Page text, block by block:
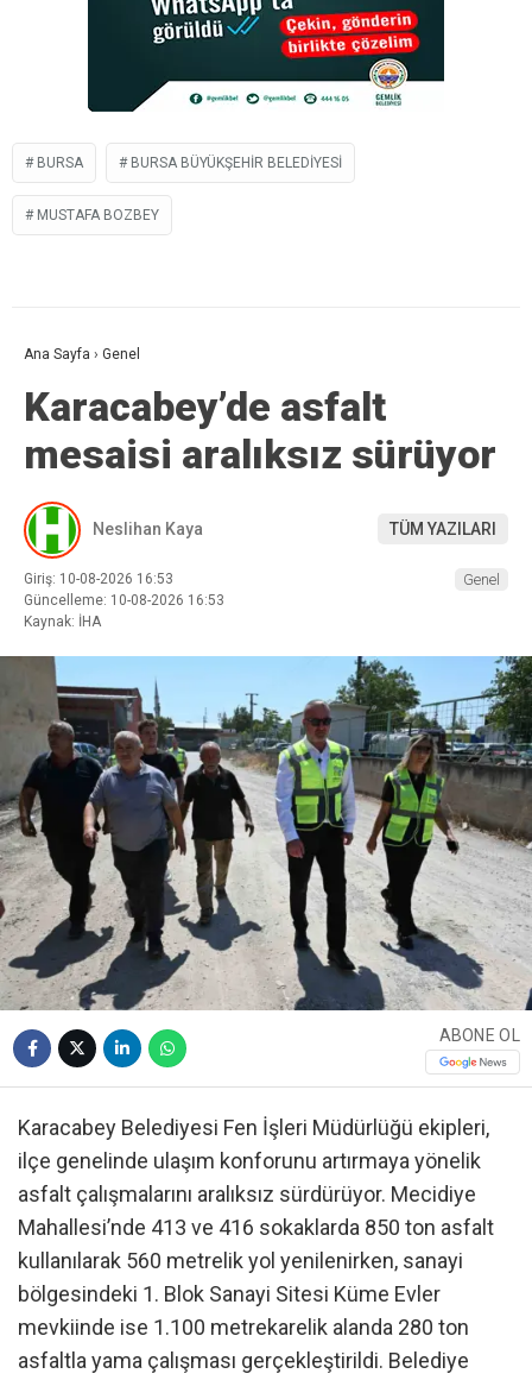
BURSA BURSA BÜYÜKŞEHIR BELEDIYESI
MUSTAFA BOZBEY
Ana Sayfa › Genel
Karacabey’de asfalt
mesaisi aralıksız sürüyor
Neslihan Kaya TÜM YAZILARI
Giriş: 10-08-2026 16:53
Güncelleme: 10-08-2026 16:53
Kaynak: İHA
Genel
ABONE OL
Karacabey Belediyesi Fen İşleri Müdürlüğü ekipleri,
ilçe genelinde ulaşım konforunu artırmaya yönelik
asfalt çalışmalarını aralıksız sürdürüyor. Mecidiye
Mahallesi’nde 413 ve 416 sokaklarda 850 ton asfalt
kullanılarak 560 metrelik yol yenilenirken, sanayi
bölgesindeki 1. Blok Sanayi Sitesi Küme Evler
mevkiinde ise 1.100 metrekarelik alanda 280 ton
asfaltla yama çalışması gerçekleştirildi. Belediye